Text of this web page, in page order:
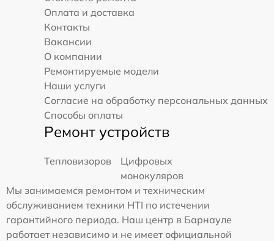
Оплата и доставка
Контакты
Вакансии
О компании
Ремонтируемые модели
Наши услуги
Согласие на обработку персональных данных
Способы оплаты
Ремонт устройств
Тепловизоров
Цифровых
монокуляров
Мы занимаемся ремонтом и техническим
обслуживанием техники HTI по истечении
гарантийного периода. Наш центр в Барнауле
работает независимо и не имеет официальной